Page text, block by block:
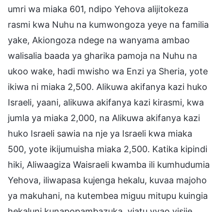
umri wa miaka 601, ndipo Yehova alijitokeza
rasmi kwa Nuhu na kumwongoza yeye na familia
yake, Akiongoza ndege na wanyama ambao
walisalia baada ya gharika pamoja na Nuhu na
ukoo wake, hadi mwisho wa Enzi ya Sheria, yote
ikiwa ni miaka 2,500. Alikuwa akifanya kazi huko
Israeli, yaani, alikuwa akifanya kazi kirasmi, kwa
jumla ya miaka 2,000, na Alikuwa akifanya kazi
huko Israeli sawia na nje ya Israeli kwa miaka
500, yote ikijumuisha miaka 2,500. Katika kipindi
hiki, Aliwaagiza Waisraeli kwamba ili kumhudumia
Yehova, iliwapasa kujenga hekalu, kuvaa majoho
ya makuhani, na kutembea miguu mitupu kuingia